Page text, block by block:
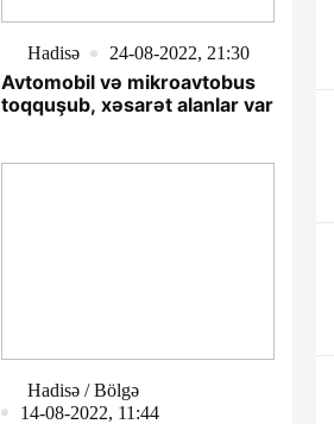
Hadisə 24-08-2022, 21:30
Avtomobil və mikroavtobus
toqquşub, xəsarət alanlar var
Hadisə / Bölgə
14-08-2022, 11:44